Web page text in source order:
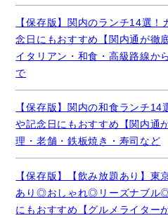
【保存版】関内のランチ14選
念日にもおすすめ【関内通が徹
イタリアン・和食・高級路線か
で
【保存版】関内の和食ランチ14
や記念日にもおすすめ【関内通
理・老舗・鉄板焼き・寿司など
【保存版】【飲み放題あり】東
あり◎おしゃれ◎リーズナブル
にもおすすめ【グルメライター